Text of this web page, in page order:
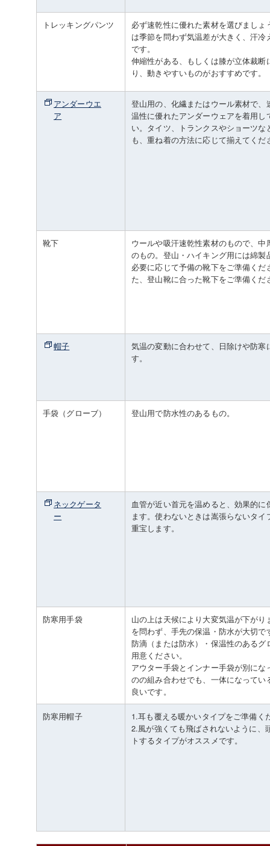
トレッキングパンツ
必ず速乾性に優れた素材を選びましょ
は季節を問わず気温差が大きく、汗冷
です。
伸縮性がある、もしくは膝が立体裁断
り、動きやすいものがおすすめです。
アンダーウエ
ア
登山用の、化繊またはウール素材で、
温性に優れたアンダーウェアを着用し
い。タイツ、トランクスやショーツな
も、重ね着の方法に応じて揃えてくだ
靴下
ウールや吸汗速乾性素材のもので、中
のもの。登山・ハイキング用には綿製
必要に応じて予備の靴下をご準備くだ
た、登山靴に合った靴下をご準備くだ
帽子
気温の変動に合わせて、日除けや防寒
す。
手袋（グローブ） 登山用で防水性のあるもの。
ネックゲータ
ー
血管が近い首元を温めると、効果的に
ます。使わないときは嵩張らないタイ
重宝します。
防寒用手袋
山の上は天候により大変気温が下がり
を問わず、手先の保温・防水が大切で
防滴（または防水）・保温性のあるグ
用意ください。
アウター手袋とインナー手袋が別にな
のの組み合わせでも、一体になってい
良いです。
防寒用帽子
1.耳も覆える暖かいタイプをご準備く
2.風が強くても飛ばされないように、
トするタイプがオススメです。